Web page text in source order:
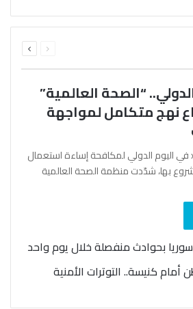
الصفحةالصفحة
“الصحة العالمية”
نهج متكامل لمواجهة
آفرين علو ـ xeber24.net في اليوم الدولي لمكافحة إساءة استعمال
بها، شدّدت منظمة الصحة العالمية
كنيسة.. التوترات الأمنية